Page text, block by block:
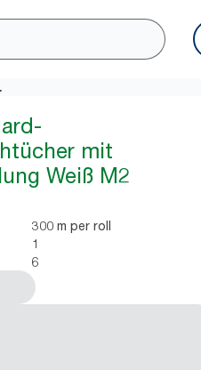
M2
mit
Weiß M2
300 m per roll
1
6